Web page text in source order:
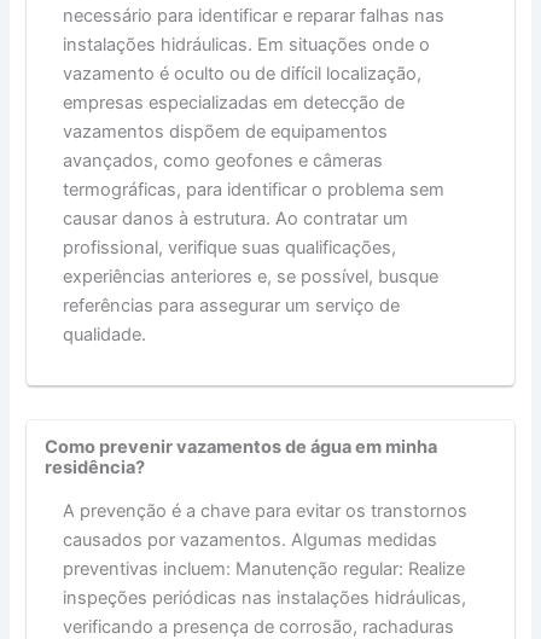
necessário para identificar e reparar falhas nas
instalações hidráulicas. Em situações onde o
vazamento é oculto ou de difícil localização,
empresas especializadas em detecção de
vazamentos dispõem de equipamentos
avançados, como geofones e câmeras
termográficas, para identificar o problema sem
causar danos à estrutura. Ao contratar um
profissional, verifique suas qualificações,
experiências anteriores e, se possível, busque
referências para assegurar um serviço de
qualidade.
Como prevenir vazamentos de água em minha
residência?
A prevenção é a chave para evitar os transtornos
causados por vazamentos. Algumas medidas
preventivas incluem: Manutenção regular: Realize
inspeções periódicas nas instalações hidráulicas,
verificando a presença de corrosão, rachaduras